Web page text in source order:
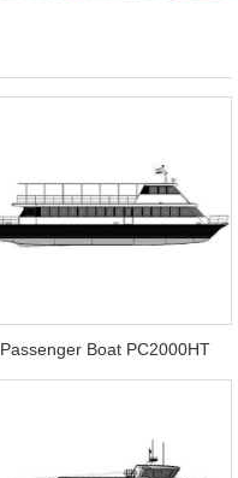
Passenger Boat PC2000HT